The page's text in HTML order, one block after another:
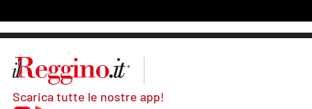
Scarica tutte le nostre app!